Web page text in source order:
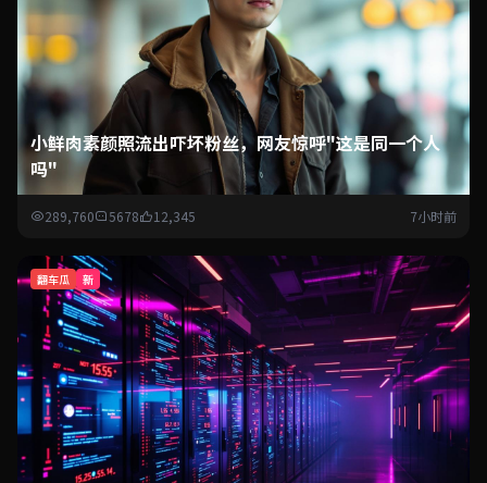
小鲜肉素颜照流出吓坏粉丝，网友惊呼"这是同一个人
吗"
289,760 5678 12,345 7小时前
翻车瓜 新